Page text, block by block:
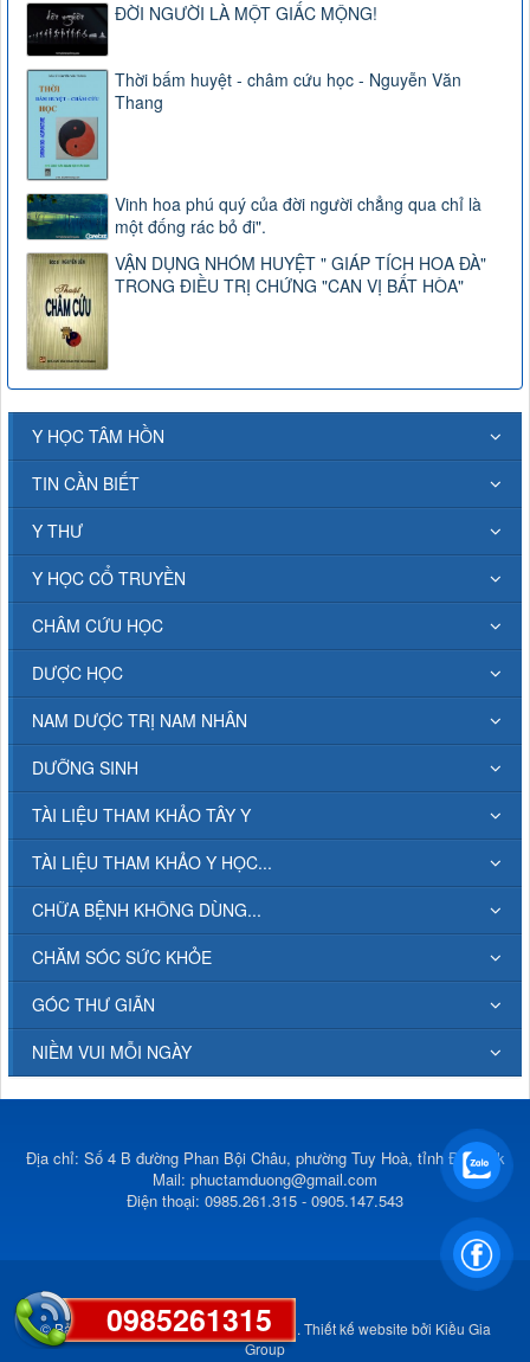
0985261315
ĐỜI NGƯỜI LÀ MỘT GIẤC MỘNG!
Thời bấm huyệt - châm cứu học - Nguyễn Văn
Thang
Vinh hoa phú quý của đời người chẳng qua chỉ là
một đống rác bỏ đi".
VẬN DỤNG NHÓM HUYỆT " GIÁP TÍCH HOA ĐÀ"
TRONG ĐIỀU TRỊ CHỨNG "CAN VỊ BẤT HÒA"
Y HỌC TÂM HỒN
TIN CẦN BIẾT
Y THƯ
Y HỌC CỔ TRUYỀN
CHÂM CỨU HỌC
DƯỢC HỌC
NAM DƯỢC TRỊ NAM NHÂN
DƯỠNG SINH
TÀI LIỆU THAM KHẢO TÂY Y
TÀI LIỆU THAM KHẢO Y HỌC...
CHỮA BỆNH KHÔNG DÙNG...
CHĂM SÓC SỨC KHỎE
GÓC THƯ GIÃN
NIỀM VUI MỖI NGÀY
Địa chỉ: Số 4 B đường Phan Bội Châu, phường Tuy Hoà, tỉnh Đắk Lắk
Mail: phuctamduong@gmail.com
Điện thoại: 0985.261.315 - 0905.147.543
© Bản quyền thuộc vềPhúc Tâm Đường . Thiết kế website bởi Kiều Gia
Group